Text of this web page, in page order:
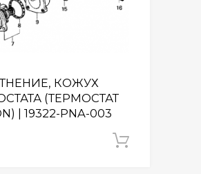
КОЖУХ
(ТЕРМОСТАТ
| 19322-PNA-003